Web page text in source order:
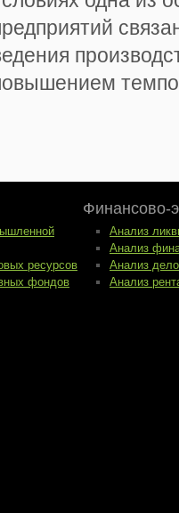
ресурсов
фондов
Финансово-
Анализ
Анализ
Анализ
Анализ